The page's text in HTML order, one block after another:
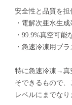
安全性と品質を担
・電解次亜水生成
・99.9%真空可能
・急速冷凍用ブ
特に急速冷凍→真
そできるもので
レベルにまでなり